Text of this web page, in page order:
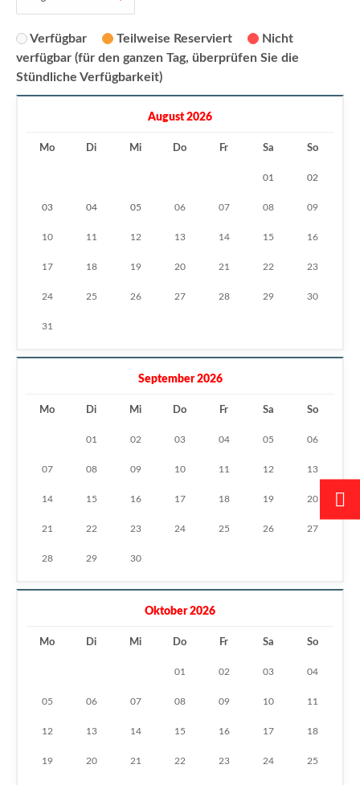
Verfügbar Teilweise Reserviert
Nicht
verfügbar (für den ganzen Tag, überprüfen Sie die
Stündliche Verfügbarkeit)
August 2026
Mo Di Mi Do Fr Sa So
01 02
03 04 05 06 07 08 09
10 11 12 13 14 15 16
17 18 19 20 21 22 23
24 25 26 27 28 29 30
31
September 2026
Mo Di Mi Do Fr Sa So
01 02 03 04 05 06
07 08 09 10 11 12 13
14 15 16 17 18 19 20
21 22 23 24 25 26 27
28 29 30
Oktober 2026
Mo Di Mi Do Fr Sa So
01 02 03 04
05 06 07 08 09 10 11
12 13 14 15 16 17 18
19 20 21 22 23 24 25